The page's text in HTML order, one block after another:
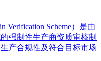
Scheme）是由
强制性生产商资质审核制
产合规性及符合目标市场